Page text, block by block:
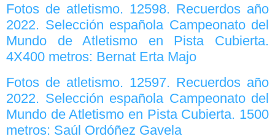
Fotos de atletismo. 12598. Recuerdos año
2022. Selección española Campeonato del
Mundo de Atletismo en Pista Cubierta.
4X400 metros: Bernat Erta Majo
Fotos de atletismo. 12597. Recuerdos año
2022. Selección española Campeonato del
Mundo de Atletismo en Pista Cubierta. 1500
metros: Saúl Ordóñez Gavela